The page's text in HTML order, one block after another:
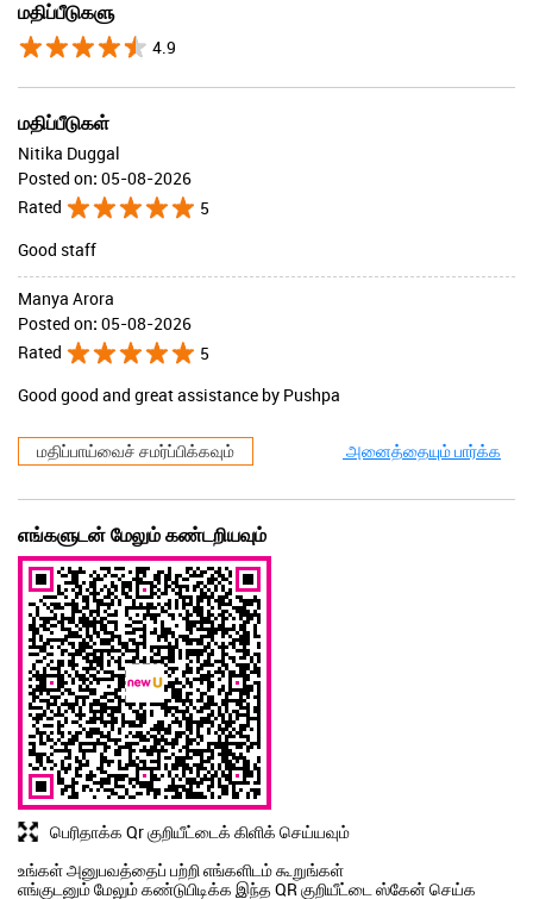
மதிப்பீடுகளு
4.9
மதிப்பீடுகள்
Nitika Duggal
Posted on: 05-08-2026
Rated
5
Good staff
Manya Arora
Posted on: 05-08-2026
Rated
5
Good good and great assistance by Pushpa
மதிப்பாய்வைச் சமர்ப்பிக்கவும் அனைத்தையும் பார்க்க
எங்களுடன் மேலும் கண்டறியவும்
பெரிதாக்க Qr குறியீட்டைக் கிளிக் செய்யவும்
உங்கள் அனுபவத்தைப் பற்றி எங்களிடம் கூறுங்கள்
எங்குடனும் மேலும் கண்டுபிடிக்க இந்த QR குறியீட்டை ஸ்கேன் செய்க